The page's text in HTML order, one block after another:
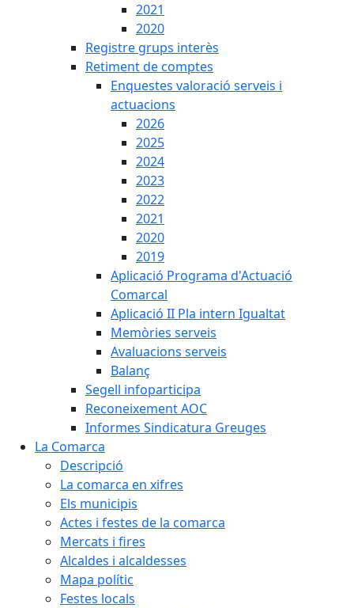
2021
2020
Registre grups interès
Retiment de comptes
Enquestes valoració serveis i
actuacions
2026
2025
2024
2023
2022
2021
2020
2019
Aplicació Programa d'Actuació
Comarcal
Aplicació II Pla intern Igualtat
Memòries serveis
Avaluacions serveis
Balanç
Segell infoparticipa
Reconeixement AOC
Informes Sindicatura Greuges
La Comarca
Descripció
La comarca en xifres
Els municipis
Actes i festes de la comarca
Mercats i fires
Alcaldes i alcaldesses
Mapa polític
Festes locals